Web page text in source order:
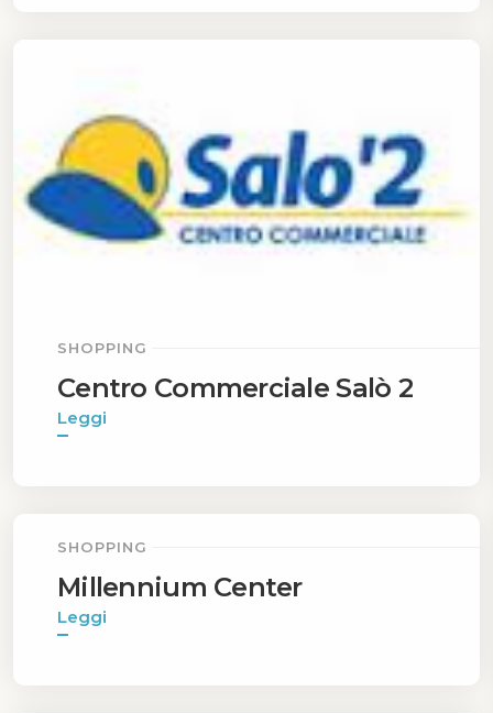
SHOPPING
Centro Commerciale Salò 2
Leggi
SHOPPING
Millennium Center
Leggi